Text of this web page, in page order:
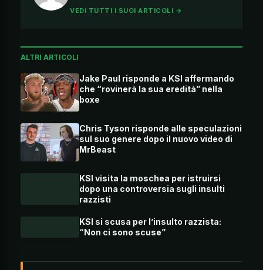
VEDI TUTTI I SUOI ARTICOLI →
ALTRI ARTICOLI
Jake Paul risponde a KSI affermando
che “rovinerà la sua eredità” nella
boxe
Chris Tyson risponde alle speculazioni
sul suo genere dopo il nuovo video di
MrBeast
KSI visita la moschea per istruirsi
dopo una controversia sugli insulti
razzisti
KSI si scusa per l’insulto razzista:
“Non ci sono scuse”